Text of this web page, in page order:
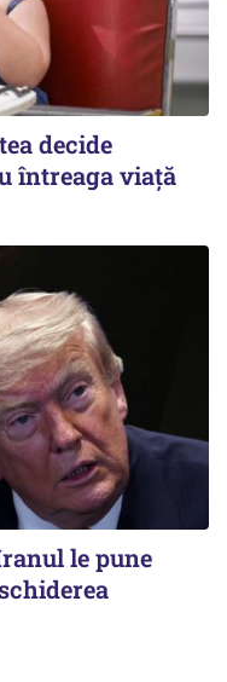
decide
întreaga viață
le pune